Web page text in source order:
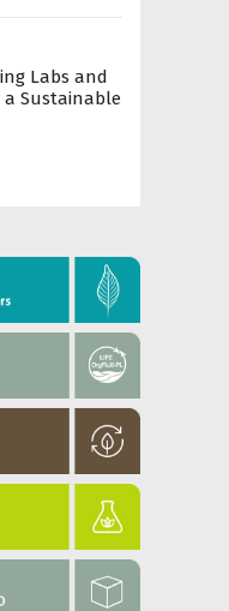
Labs and
Sustainable